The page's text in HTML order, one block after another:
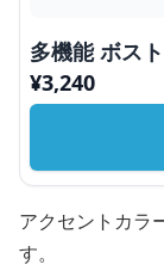
多機能 ボス
¥3,240
アクセントカラ
す。